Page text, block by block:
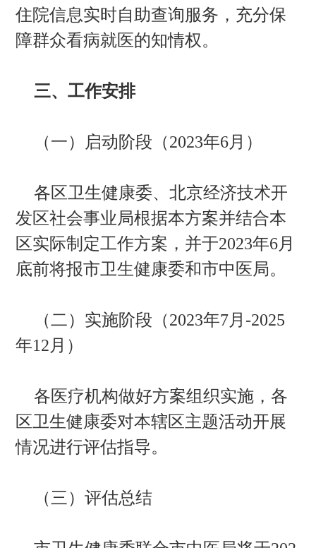
住院信息实时自助查询服务，充分保
障群众看病就医的知情权。
三、工作安排
（一）启动阶段（2023年6月）
各区卫生健康委、北京经济技术开
发区社会事业局根据本方案并结合本
区实际制定工作方案，并于2023年6月
底前将报市卫生健康委和市中医局。
（二）实施阶段（2023年7月-2025
年12月）
各医疗机构做好方案组织实施，各
区卫生健康委对本辖区主题活动开展
情况进行评估指导。
（三）评估总结